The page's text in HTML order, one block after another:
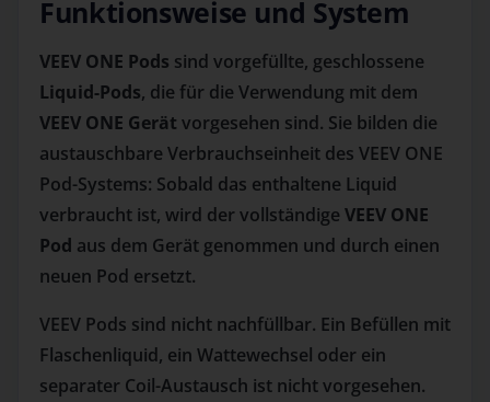
Funktionsweise und System
VEEV ONE Pods sind vorgefüllte, geschlossene
Liquid-Pods, die für die Verwendung mit dem
VEEV ONE Gerät vorgesehen sind. Sie bilden die
austauschbare Verbrauchseinheit des VEEV ONE
Pod-Systems: Sobald das enthaltene Liquid
verbraucht ist, wird der vollständige VEEV ONE
Pod aus dem Gerät genommen und durch einen
neuen Pod ersetzt.
VEEV Pods sind nicht nachfüllbar. Ein Befüllen mit
Flaschenliquid, ein Wattewechsel oder ein
separater Coil-Austausch ist nicht vorgesehen.